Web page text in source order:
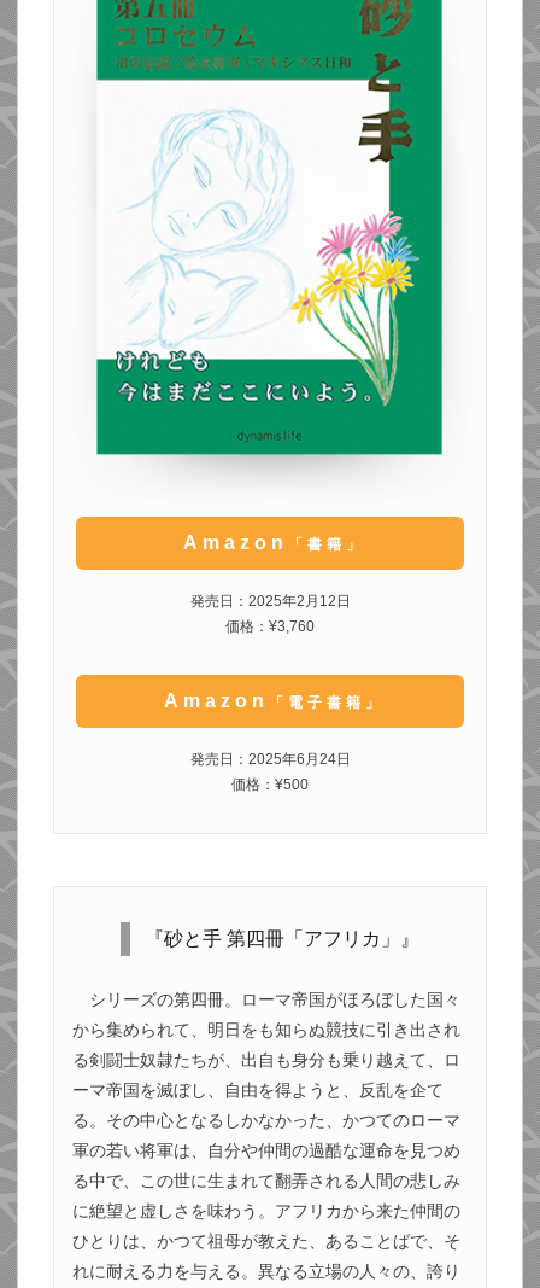
Amazon 「書籍」
発売日：2025年2月12日
価格：¥3,760
Amazon 「電子書籍」
発売日：2025年6月24日
価格：¥500
『砂と手 第四冊「アフリカ」』
シリーズの第四冊。ローマ帝国がほろぼした国々
から集められて、明日をも知らぬ競技に引き出され
る剣闘士奴隷たちが、出自も身分も乗り越えて、ロ
ーマ帝国を滅ぼし、自由を得ようと、反乱を企て
る。その中心となるしかなかった、かつてのローマ
軍の若い将軍は、自分や仲間の過酷な運命を見つめ
る中で、この世に生まれて翻弄される人間の悲しみ
に絶望と虚しさを味わう。アフリカから来た仲間の
ひとりは、かつて祖母が教えた、あることばで、そ
れに耐える力を与える。異なる立場の人々の、誇り